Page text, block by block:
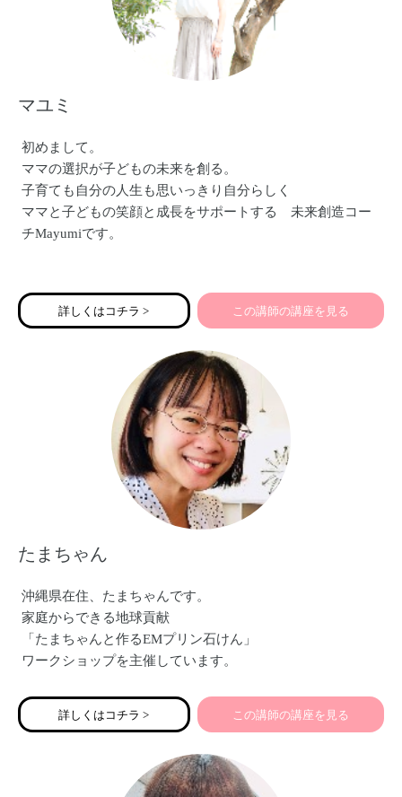
マユミ
初めまして。
ママの選択が子どもの未来を創る。
子育ても自分の人生も思いっきり自分らしく
ママと子どもの笑顔と成長をサポートする 未来創造コー
チMayumiです。
てきました。そして現在県立高校で化学基礎を教えていま
す。また週に1度通信高校に通う高校生のサポートをしてい
扉を開くお手伝いをしています。
詳しくはコチラ > この講師の講座を見る
たまちゃん
沖縄県在住、たまちゃんです。
家庭からできる地球貢献
「たまちゃんと作るEMプリン石けん」
ワークショップを主催しています。
詳しくはコチラ > この講師の講座を見る